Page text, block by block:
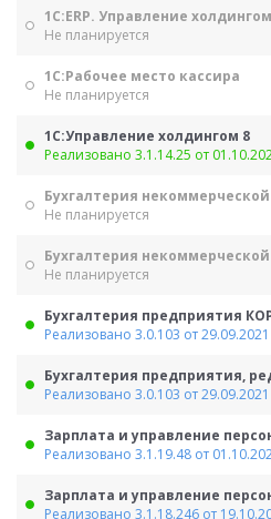
1С:ERP. Управление холдингом
Не планируется
1С:Рабочее место кассира
Не планируется
1С:Управление холдингом 8
Реализовано 3.1.14.25 от
Бухгалтерия
Не планируется
Бухгалтерия
Не планируется
Бухгалтерия предприятия
Реализовано 3.0.103 от 29.09.2021
Бухгалтерия предприятия,
Реализовано 3.0.103 от 29.09.2021
Зарплата и управление
Реализовано 3.1.19.48 от
Зарплата и управление
Реализовано 3.1.18.246 от